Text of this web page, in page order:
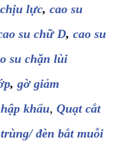
lực, cao su
su chữ D, cao su
su chặn lùi
, gờ giảm
khẩu, Quạt cắt
đèn bắt muỗi